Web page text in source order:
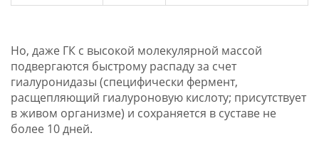
Но, даже ГК с высокой молекулярной массой
подвергаются быстрому распаду за счет
гиалуронидазы (специфически фермент,
расщепляющий гиалуроновую кислоту; присутствует
в живом организме) и сохраняется в суставе не
более 10 дней.